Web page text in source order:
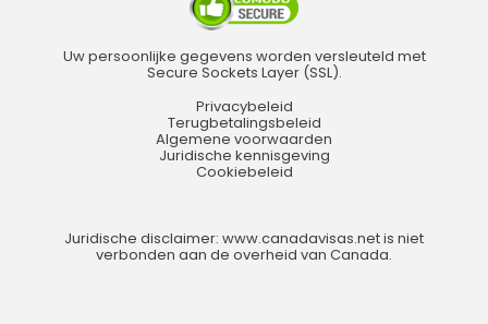
Uw persoonlijke gegevens worden versleuteld met
Secure Sockets Layer (SSL).
Privacybeleid
Terugbetalingsbeleid
Algemene voorwaarden
Juridische kennisgeving
Cookiebeleid
Juridische disclaimer: www.canadavisas.net is niet
verbonden aan de overheid van Canada.